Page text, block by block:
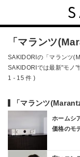
「マランツ
SAKIDORIの「マランツ
SAKIDORIでは最新"モノ
1 - 15 件 )
「マランツ
ホームシ
価格のモ